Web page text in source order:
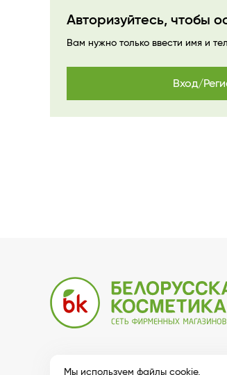
Авторизуйтесь, чтобы
Вам нужно только ввести имя и
Вход/
Мы используем файлы cookie,